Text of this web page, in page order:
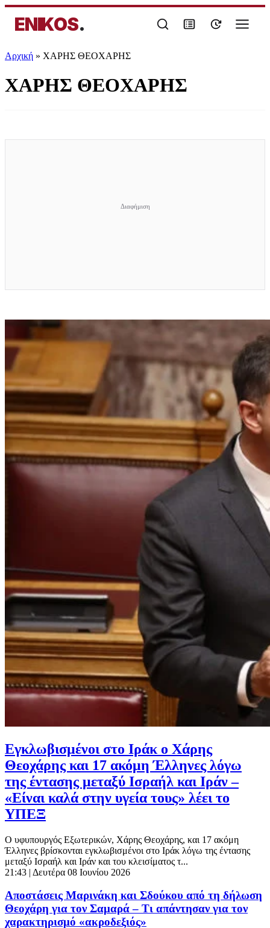
ENIKOS.
Αρχική » ΧΑΡΗΣ ΘΕΟΧΑΡΗΣ
ΧΑΡΗΣ ΘΕΟΧΑΡΗΣ
Εγκλωβισμένοι στο Ιράκ ο Χάρης
Θεοχάρης και 17 ακόμη Έλληνες λόγω
της έντασης μεταξύ Ισραήλ και Ιράν –
«Είναι καλά στην υγεία τους» λέει το
ΥΠΕΞ
Ο υφυπουργός Εξωτερικών, Χάρης Θεοχάρης, και 17 ακόμη
Έλληνες βρίσκονται εγκλωβισμένοι στο Ιράκ λόγω της έντασης
μεταξύ Ισραήλ και Ιράν και του κλεισίματος τ...
21:43 | Δευτέρα 08 Ιουνίου 2026
Αποστάσεις Μαρινάκη και Σδούκου από τη δήλωση
Θεοχάρη για τον Σαμαρά – Τι απάντησαν για τον
χαρακτηρισμό «ακροδεξιός»